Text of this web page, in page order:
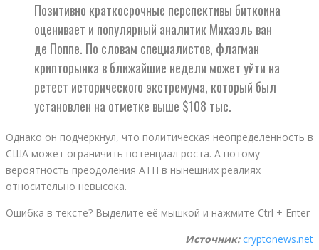
Позитивно краткосрочные перспективы биткоина
оценивает и популярный аналитик Михаэль ван
де Поппе. По словам специалистов, флагман
крипторынка в ближайшие недели может уйти на
ретест исторического экстремума, который был
установлен на отметке выше $108 тыс.
Однако он подчеркнул, что политическая неопределенность в
США может ограничить потенциал роста. А потому
вероятность преодоления ATH в нынешних реалиях
относительно невысока.
Ошибка в тексте? Выделите её мышкой и нажмите Ctrl + Enter
Источник: cryptonews.net